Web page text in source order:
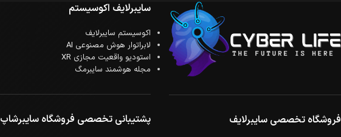
فروشگاه تخصصی سایبرلایف
سایبرلایف اکوسیستم
اکوسیستم سایبرلایف
لابراتوار هوش مصنوعی AI
استودیو واقعیت مجازی XR
مجله هوشمند سایبرمگ
پشتیبانی تخصصی فروشگاه سایبرشاپ